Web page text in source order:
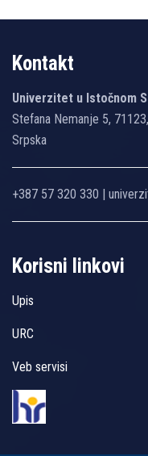
Kontakt
Univerzitet u Istočnom
Stefana Nemanje 5,
Srpska
+387 57 320 330 |
Korisni linkovi
Upis
URC
Veb servisi